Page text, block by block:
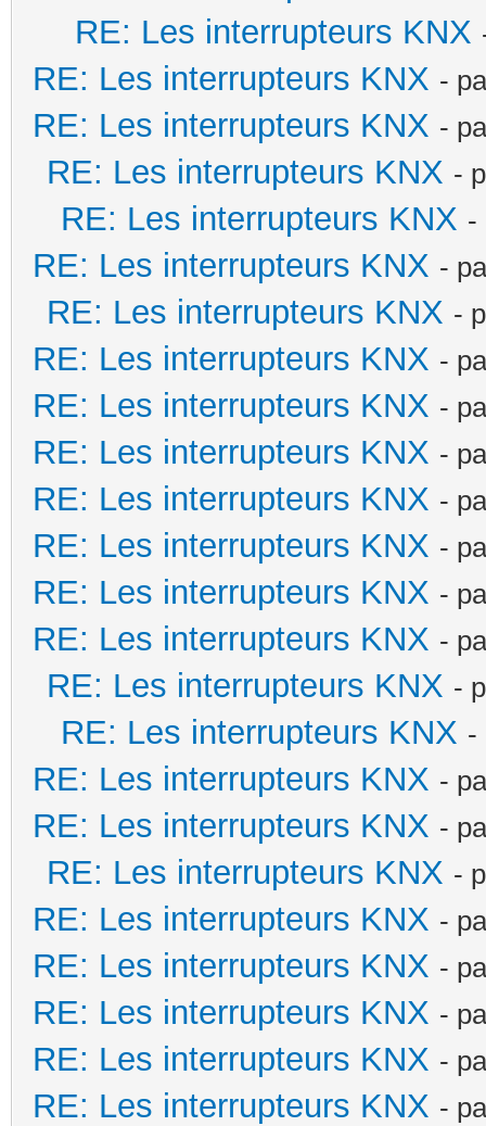
RE: Les interrupteurs KNX
RE: Les interrupteurs KNX -
RE: Les interrupteurs KNX -
RE: Les interrupteurs KNX -
RE: Les interrupteurs KNX -
RE: Les interrupteurs KNX -
RE: Les interrupteurs KNX -
RE: Les interrupteurs KNX -
RE: Les interrupteurs KNX -
RE: Les interrupteurs KNX -
RE: Les interrupteurs KNX -
RE: Les interrupteurs KNX -
RE: Les interrupteurs KNX -
RE: Les interrupteurs KNX -
RE: Les interrupteurs KNX -
RE: Les interrupteurs KNX -
RE: Les interrupteurs KNX -
RE: Les interrupteurs KNX -
RE: Les interrupteurs KNX -
RE: Les interrupteurs KNX -
RE: Les interrupteurs KNX -
RE: Les interrupteurs KNX -
RE: Les interrupteurs KNX -
RE: Les interrupteurs KNX -